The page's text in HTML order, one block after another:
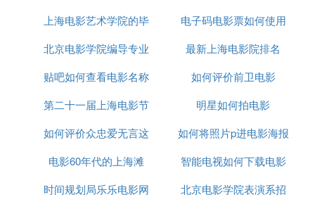
5. 上海电影节红地毯有那些明星（全部）
张杰 尔东升 吴彦祖 李冰冰 大S 张柏芝 赵薇 敖犬 黄
晓明 张静初 高圆圆 王路丹 刘烨 吴宇森 周星驰 徐娇
6. 上海电影节红毯主持人是谁
21届上海电影节红地毯主持人：阿拉姜色和方志敏。
京
上海电影艺术学院的毕
业生
电子码电影票如何使用
北京电影学院编导专业
分数线
最新上海电影院排名
贴吧如何查看电影名称
如何评价前卫电影
第二十一届上海电影节
红毯
明星如何拍电影
如何评价众忠爱无言这
部电影
如何将照片p进电影海报
电影60年代的上海滩
智能电视如何下载电影
本机
时间规划局乐乐电影网
北京电影学院表演系招